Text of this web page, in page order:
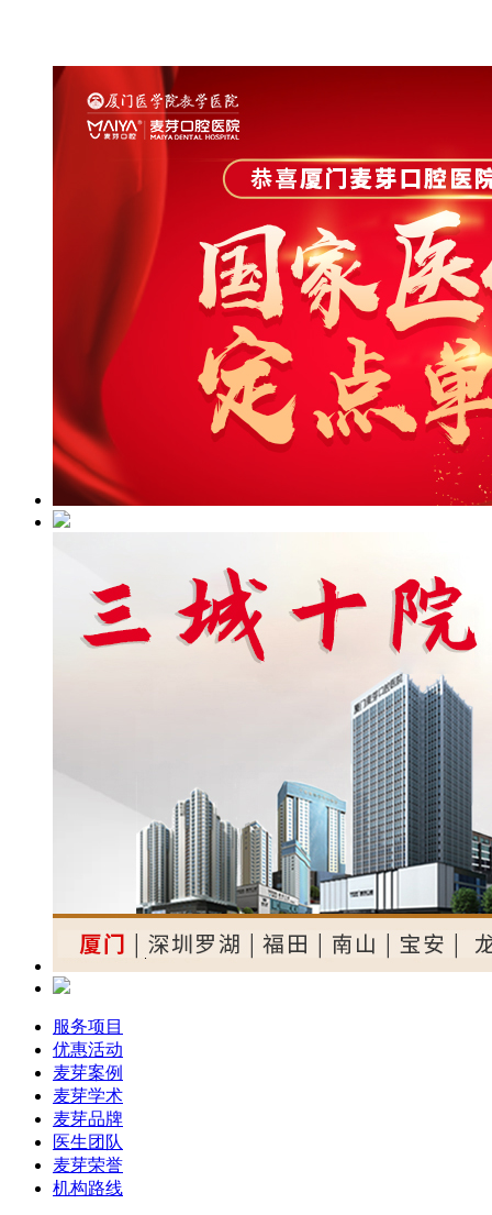
服务项目
优惠活动
麦芽案例
麦芽学术
麦芽品牌
医生团队
麦芽荣誉
机构路线